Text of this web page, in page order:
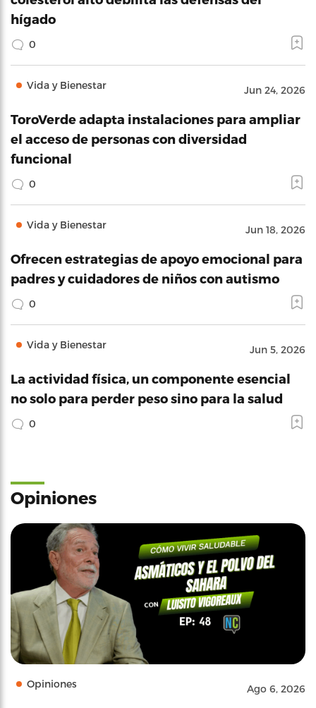
hígado
0
Vida y Bienestar Jun 24, 2026
ToroVerde adapta instalaciones para ampliar
el acceso de personas con diversidad
funcional
0
Vida y Bienestar Jun 18, 2026
Ofrecen estrategias de apoyo emocional para
padres y cuidadores de niños con autismo
0
Vida y Bienestar Jun 5, 2026
La actividad física, un componente esencial
no solo para perder peso sino para la salud
0
Opiniones
Opiniones Ago 6, 2026